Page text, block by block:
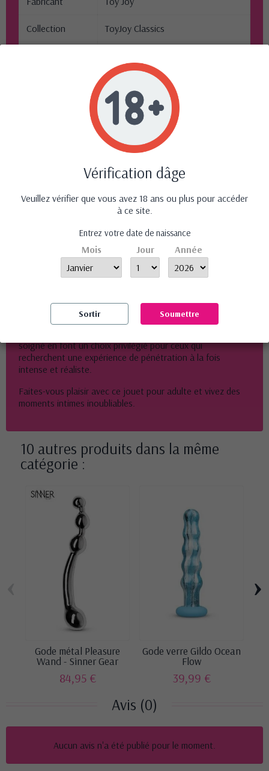
Collection ToyJoy Classics
Femme
PVC
Noir
20 cm de long, 5.5 cm de diamètre
produit
Submersible 100%
Conclusion
sensations fortes.
soigné en font un choix privilégié pour ceux qui
recherchent une expérience de pénétration à la fois
intense et réaliste.
Faites-vous plaisir avec ce jouet pour adulte et vivez des
moments intimes inoubliables.
10 autres produits dans la même
catégorie :
Gode métal Pleasure
Wand - Sinner Gear
84,95 €
Gode verre Gildo Ocean
Flow
39,99 €
›
Avis (0)
Aucun avis n'a été publié pour le moment.
Vérification dâge
Veuillez vérifier que vous avez 18 ans ou plus pour accéder
à ce site.
Entrez votre date de naissance
Mois Jour Année
Sortir Soumettre